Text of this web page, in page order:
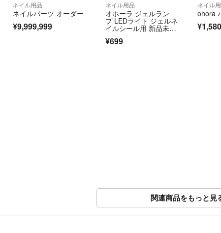
ネイル用品
ネイルパーツ オーダー
¥9,999,999
ネイル用品
オホーラ ジェルラン
プ LEDライト ジェルネ
イルシール用 新品未開
¥699
ネイル
ohora
¥1,580
関連商品をもっと見